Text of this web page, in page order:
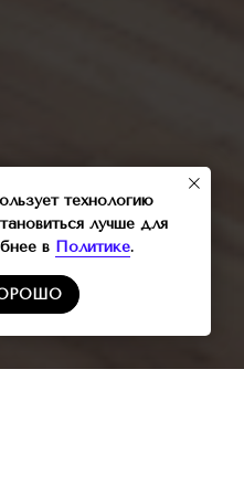
технологию
лучше для
в Политике.